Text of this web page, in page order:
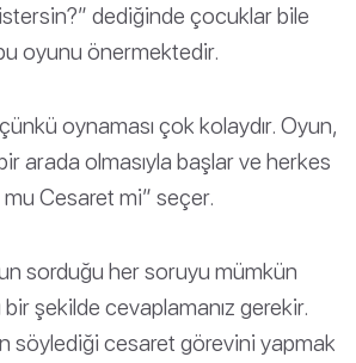
dediğinde çocuklar bile
oyunu önermektedir.
oynaması çok kolaydır. Oyun,
arada olmasıyla başlar ve herkes
mu Cesaret mi” seçer.
sorduğu her soruyu mümkün
şekilde cevaplamanız gerekir.
söylediği cesaret görevini yapmak